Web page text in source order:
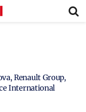
Renault Group,
International